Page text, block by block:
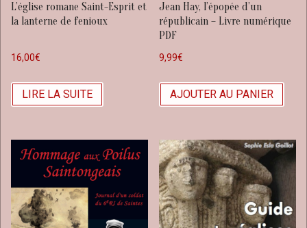
L’église romane Saint-Esprit et
la lanterne de fenioux
16,00€
LIRE LA SUITE
Jean Hay, l’épopée d’un
républicain – Livre numérique
PDF
9,99€
AJOUTER AU PANIER